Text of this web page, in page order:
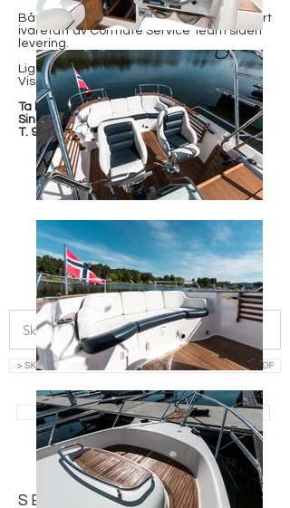
Båten er levert ny fra Cormate og har vært
ivaretatt av Cormate Service Team siden
levering.
Ligger klar for visning i innendørs opplag.
Visning kun etter avtale.
Ta kontakt med
Sindre Jacobsen
T. 938 40 189
> SKRIV INN EPOST OG LAST NED SALGSOPPGAVE SOM PDF
> SE ALLE BÅTER TIL SALGS
SEND FORESPØRSEL: